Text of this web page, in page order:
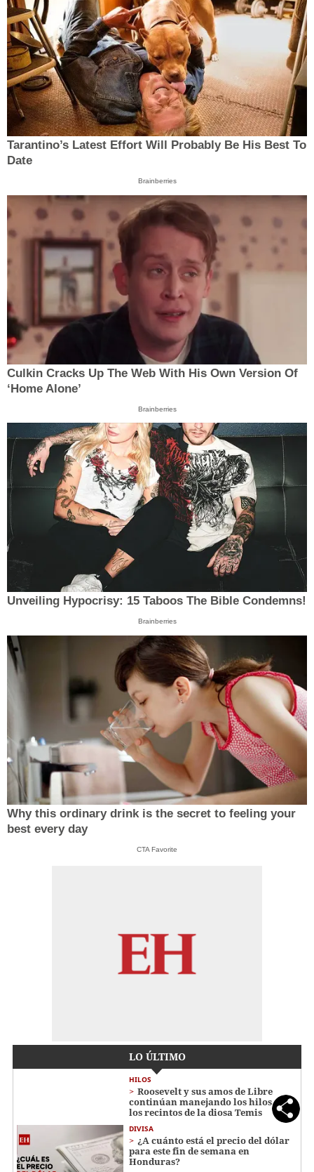
Tarantino’s Latest Effort Will Probably Be His Best To
Date
Brainberries
Culkin Cracks Up The Web With His Own Version Of
‘Home Alone’
Brainberries
Unveiling Hypocrisy: 15 Taboos The Bible Condemns!
Brainberries
Why this ordinary drink is the secret to feeling your
best every day
CTA Favorite
LO ÚLTIMO
HILOS
Roosevelt y sus amos de Libre
continúan manejando los hilos en
los recintos de la diosa Temis
DIVISA
¿A cuánto está el precio del dólar
para este fin de semana en
Honduras?